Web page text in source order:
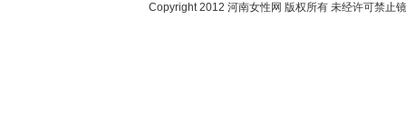
Copyright 2012 河南女性网 版权所有 未经许可禁止